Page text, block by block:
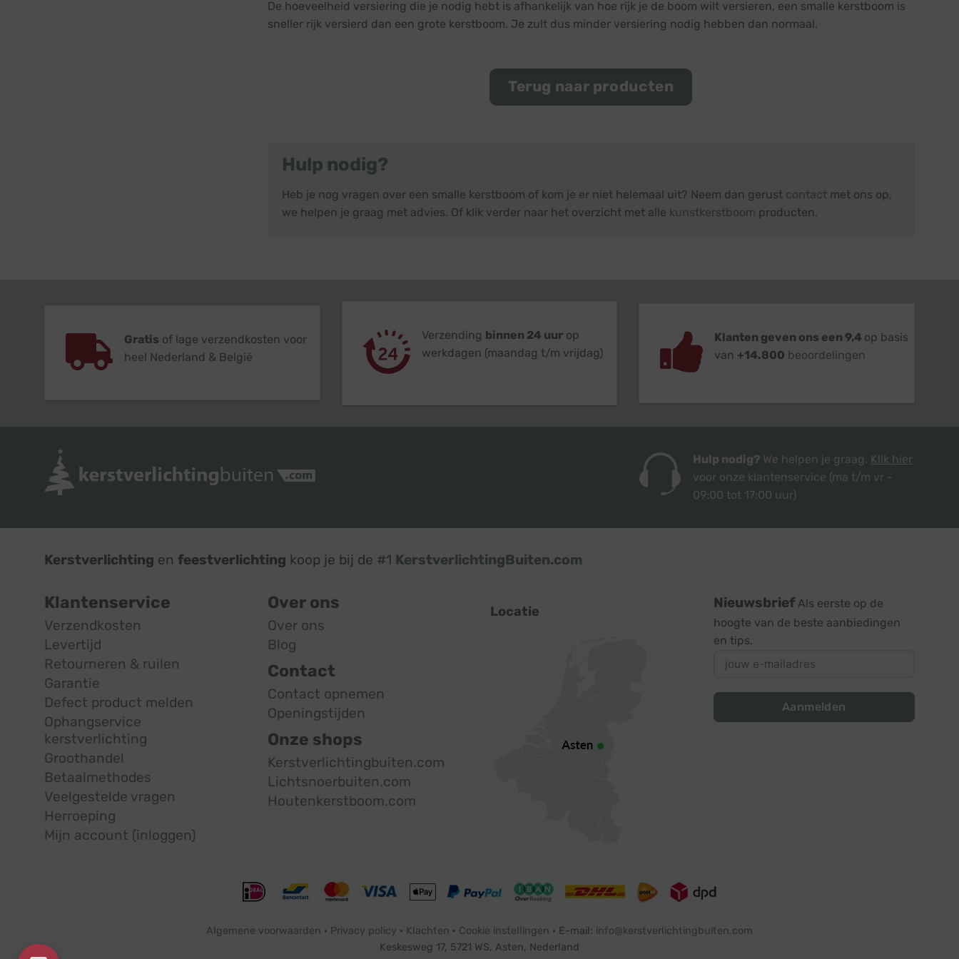
De hoeveelheid versiering die je nodig hebt is afhankelijk van hoe rijk je de boom wilt versieren, een smalle kerstboom is
sneller rijk versierd dan een grote kerstboom. Je zult dus minder versiering nodig hebben dan normaal.
Terug naar producten
Hulp nodig?
Heb je nog vragen over een smalle kerstboom of kom je er niet helemaal uit? Neem dan gerust contactmet ons op,
we helpen je graag met advies. Of klik verder naar het overzicht met alle kunstkerstboom producten.
Gratis of lage verzendkosten voor
heel Nederland & België
Verzending binnen 24 uurop
werkdagen (maandag t/m vrijdag)
Klanten geven ons een 9,4 op basis
van +14.800 beoordelingen
Hulp nodig? We helpen je graag. Klik hier
voor onze klantenservice (ma t/m vr -
09:00 tot 17:00 uur)
Kerstverlichting en feestverlichting koop je bij de #1 KerstverlichtingBuiten.com
Klantenservice
Verzendkosten
Levertijd
Retourneren & ruilen
Garantie
Defect product melden
Ophangservice
kerstverlichting
Groothandel
Betaalmethodes
Veelgestelde vragen
Herroeping
Mijn account (inloggen)
Over ons
Over ons
Blog
Contact
Contact opnemen
Openingstijden
Onze shops
Kerstverlichtingbuiten.com
Lichtsnoerbuiten.com
Houtenkerstboom.com
Locatie
Nieuwsbrief Als eerste op de
hoogte van de beste aanbiedingen
en tips.
Aanmelden
Algemene voorwaarden · Privacy policy · Klachten · Cookie instellingen · E-mail: info@kerstverlichtingbuiten.com
Keskesweg 17, 5721 WS, Asten, Nederland